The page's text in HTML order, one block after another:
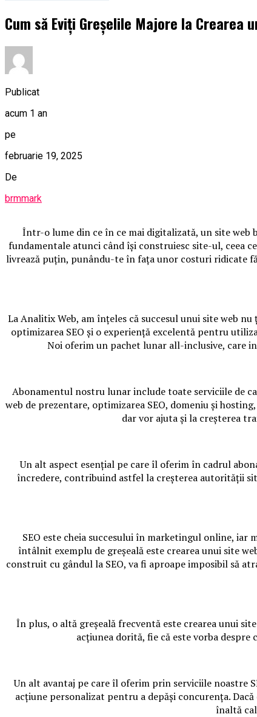
Cum să Eviți Greșelile Majore la Crearea
Publicat
acum 1 an
pe
februarie 19, 2025
De
brmmark
Într-o lume din ce în ce mai digitalizată, un site web
fundamentale atunci când își construiesc site-ul, ceea
livrează puțin, punându-te în fața unor costuri ridicate
La Analitix Web, am înțeles că succesul unui site web
optimizarea SEO și o experiență excelentă pentru
Noi oferim un pachet lunar all-inclusive, care
Abonamentul nostru lunar include toate serviciile de
web de prezentare, optimizarea SEO, domeniu și
dar vor ajuta și la creșterea
Un alt aspect esențial pe care îl oferim în cadrul
încredere, contribuind astfel la creșterea autorității
SEO este cheia succesului în marketingul online,
întâlnit exemplu de greșeală este crearea unui site
construit cu gândul la SEO, va fi aproape imposibil să
În plus, o altă greșeală frecventă este crearea unui
acțiunea dorită, fie că este vorba
Un alt avantaj pe care îl oferim prin serviciile noastre
acțiune personalizat pentru a depăși concurența.
înaltă